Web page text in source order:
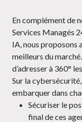
En complément de
Services Managés
IA, nous proposons
meilleurs du
d’adresser à 360°
Sur la
embarquer dans
Sécuriser le
final de ces